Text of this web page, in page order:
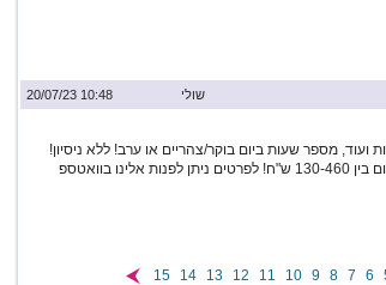
10:48 20/07/23 שולי
ועוד, מספר שעות ביום בוקר/צהריים או ערב! ללא ניסיון!
יכול להתאים? שכר ממוצע ביום בין 130-460 ש"ח! לפרטים ניתן לפנות אלינו בוואטספ
6
7
8
9
10
11
12
13
14
15